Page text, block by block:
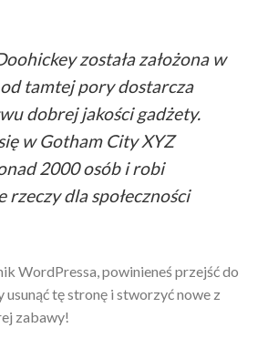
została założona w
tamtej pory dostarcza
dobrej jakości gadżety.
w Gotham City XYZ
2000 osób i robi
rzeczy dla społeczności
WordPressa, powinieneś przejść do
usunąć tę stronę i stworzyć nowe z
zabawy!